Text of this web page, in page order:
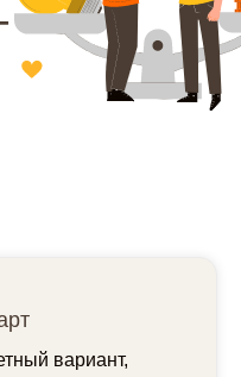
вариант,